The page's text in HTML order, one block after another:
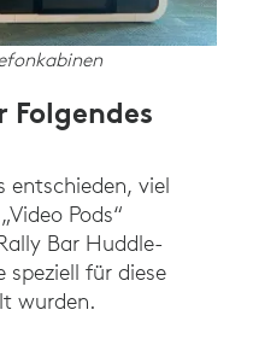
Folgendes
entschieden, viel
Pods“
Bar Huddle-
für diese
wurden.